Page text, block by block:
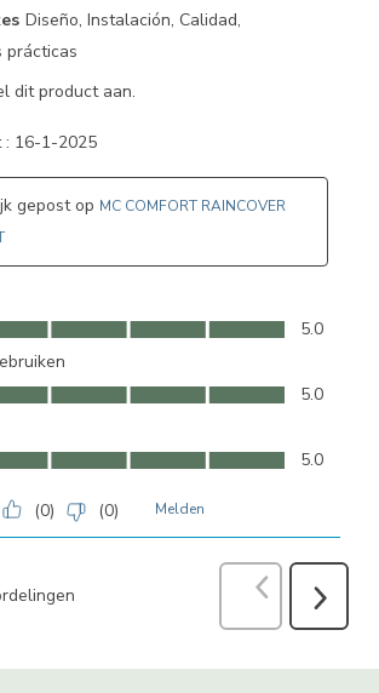
Diseño, Instalación, Calidad,
prácticas
dit product aan.
: 16-1-2025
gepost op MC COMFORT RAINCOVER
5
5.0
5.0 van 5
5.0
5
5.0
(0) (0) Melden
Vorige